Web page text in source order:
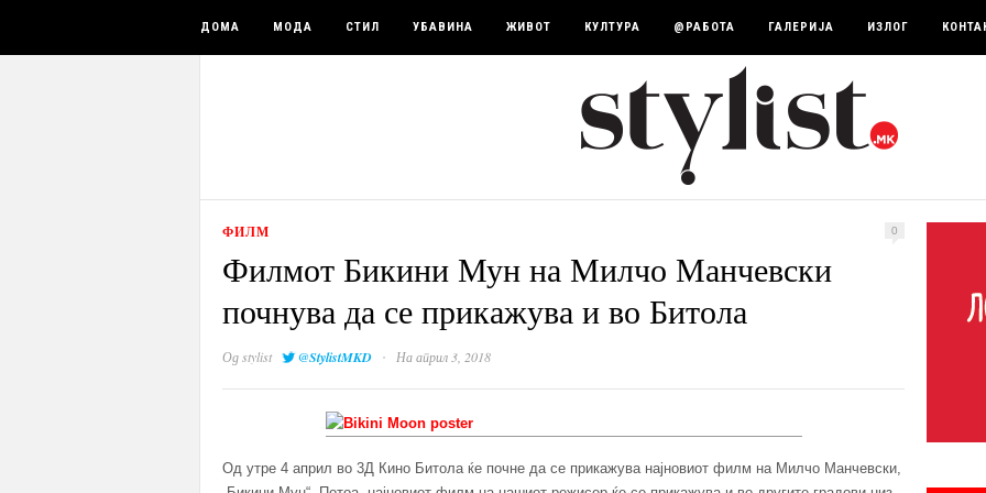
ДОМА МОДА СТИЛ УБАВИНА ЖИВОТ КУЛТУРА @РАБОТА ГАЛЕРИЈА ИЗЛОГ
ФИЛМ 0
Филмот Бикини Мун на Милчо Манчевски
почнува да се прикажува и во Битола
Одstylist @StylistMKD · На април 3, 2018
Oд утре 4 април во 3Д Кино Битола ќе почне да се прикажува најновиот филм на Милчо Манчевски,